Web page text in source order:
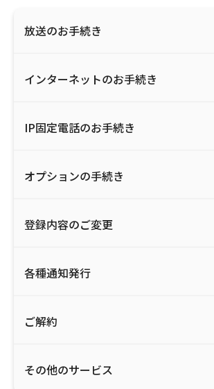
放送のお手続き
インターネットのお手続き
IP固定電話のお手続き
オプションの手続き
登録内容のご変更
各種通知発行
ご解約
その他のサービス